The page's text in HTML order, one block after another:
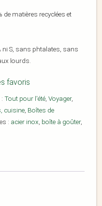
matières recyclées et
S, sans phtalates, sans
lourds.
favoris
Tout pour l'été, Voyager,
cuisine, Boîtes de
: acier inox, boîte à goûter,